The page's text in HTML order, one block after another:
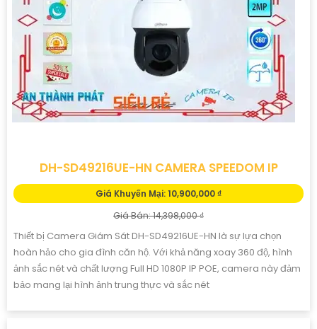
DH-SD49216UE-HN CAMERA SPEEDOM IP
Giá Khuyến Mại: 10,900,000 ₫
Giá Bán: 14,398,000 ₫
Thiết bị Camera Giám Sát DH-SD49216UE-HN là sự lựa chọn
hoàn hảo cho gia đình căn hộ. Với khả năng xoay 360 độ, hình
ảnh sắc nét và chất lượng Full HD 1080P IP POE, camera này đảm
bảo mang lại hình ảnh trung thực và sắc nét